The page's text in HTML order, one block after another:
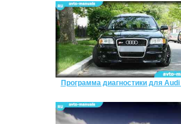
Программа диагностики для Audi